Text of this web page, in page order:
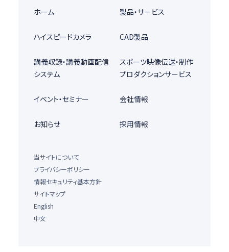
ホーム 製品・サービス
ハイスピードカメラ CAD製品
講義収録・講義動画配信
システム
スポーツ映像伝送・制作
プロダクションサービス
イベント・セミナー 会社情報
お知らせ 採用情報
当サイトについて
プライバシーポリシー
情報セキュリティ基本方針
サイトマップ
English
中文